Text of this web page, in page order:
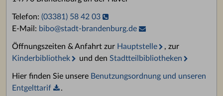
Telefon: (03381) 58 42 03
E-Mail: bibo@stadt-brandenburg.de
Öffnungszeiten & Anfahrt zur Hauptstelle
, zur
Kinderbibliothek
und den Stadtteilbibliotheken
Hier finden Sie unsere Benutzungsordnung und unseren
Entgelttarif
.